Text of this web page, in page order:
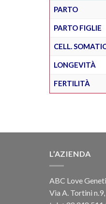
PARTO
PARTO FIGLIE
CELL.
LONGEVITÀ
FERTILITÀ
L’AZIENDA
ABC Love
Via A. Tortini